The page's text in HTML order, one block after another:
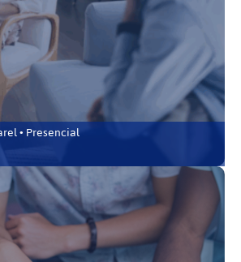
• Presencial